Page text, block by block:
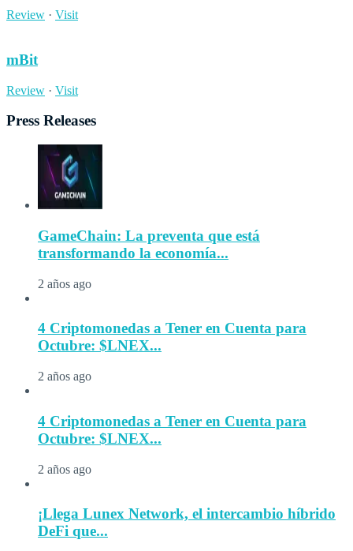
Review · Visit
mBit
Review · Visit
Press Releases
GameChain: La preventa que está
transformando la economía...
2 años ago
4 Criptomonedas a Tener en Cuenta para
Octubre: $LNEX...
2 años ago
4 Criptomonedas a Tener en Cuenta para
Octubre: $LNEX...
2 años ago
¡Llega Lunex Network, el intercambio híbrido
DeFi que...